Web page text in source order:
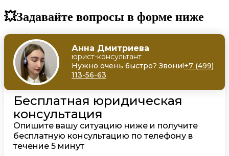
💥Задавайте вопросы в форме ниже